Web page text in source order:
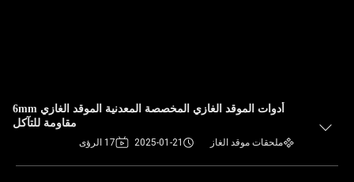
أدوات الموقد الغازي المخصصة المعدنية الموقد الغازي 6mm
مقاومة للتآكل
ملحقات موقد الغاز 2025-01-21 17 الرؤى